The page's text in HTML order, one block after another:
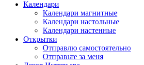
Календари
Календари магнитные
Календари настольные
Календари настенные
Открытки
Отправлю самостоятельно
Отправьте за меня